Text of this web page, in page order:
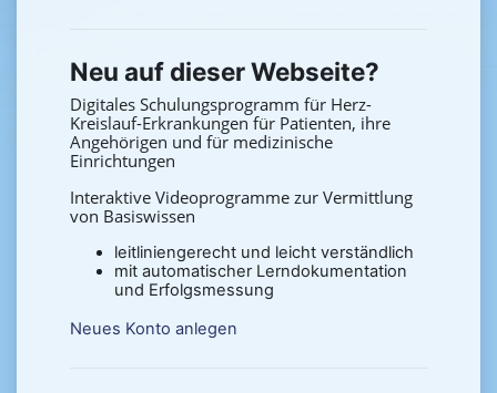
Neu auf dieser Webseite?
Digitales Schulungsprogramm für Herz-
Kreislauf-Erkrankungen für Patienten, ihre
Angehörigen und für medizinische
Einrichtungen
Interaktive Videoprogramme zur Vermittlung
von Basiswissen
leitliniengerecht und leicht verständlich
mit automatischer Lerndokumentation
und Erfolgsmessung
Neues Konto anlegen